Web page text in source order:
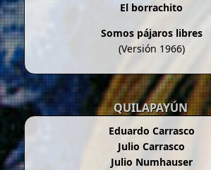
El borrachito
Somos pájaros libres
(Versión 1966)
QUILAPAYÚN
Eduardo Carrasco
Julio Carrasco
Julio Numhauser